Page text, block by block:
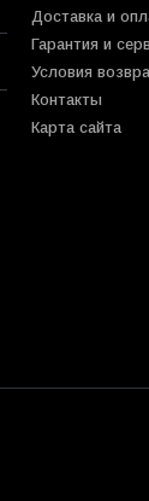
Доставка и
Гарантия и
Условия
Контакты
Карта сайта